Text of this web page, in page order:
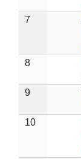
7
8
9
10